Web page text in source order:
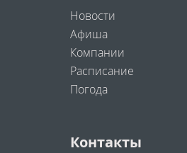
Новости
Афиша
Компании
Расписание
Погода
Контакты